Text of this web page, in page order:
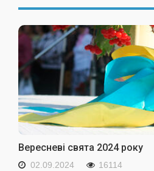
Вересневі свята 2024 року
02.09.2024 16114